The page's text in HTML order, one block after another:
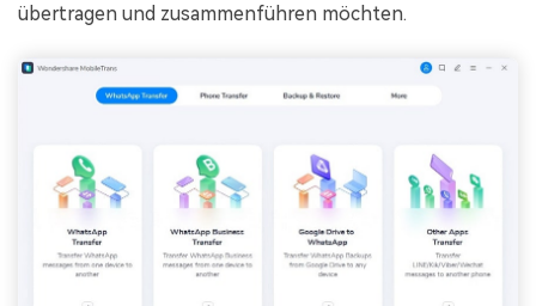
übertragen und zusammenführen möchten.